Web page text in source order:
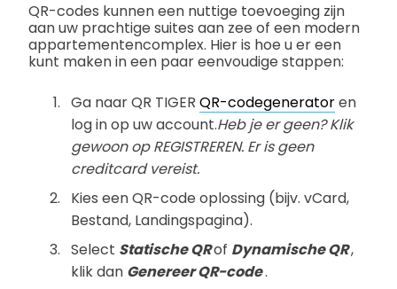
QR-codes kunnen een nuttige toevoeging zijn
aan uw prachtige suites aan zee of een modern
appartementencomplex. Hier is hoe u er een
kunt maken in een paar eenvoudige stappen:
Ga naar QR TIGER QR-codegeneratoren
log in op uw account.Heb je er geen? Klik
gewoon op REGISTREREN. Er is geen
creditcard vereist.
Kies een QR-code oplossing (bijv. vCard,
Bestand, Landingspagina).
Select Statische QRof Dynamische QR,
klik dan Genereer QR-code.